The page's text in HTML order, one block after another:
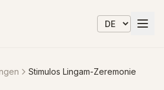
Stimulos Lingam-Zeremonie